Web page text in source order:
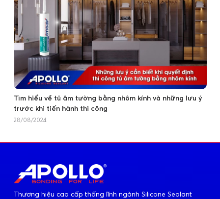
Tìm hiểu về tủ âm tường bằng nhôm kính và những lưu ý
trước khi tiến hành thi công
28/08/2024
Thương hiệu cao cấp thống lĩnh ngành Silicone Sealant